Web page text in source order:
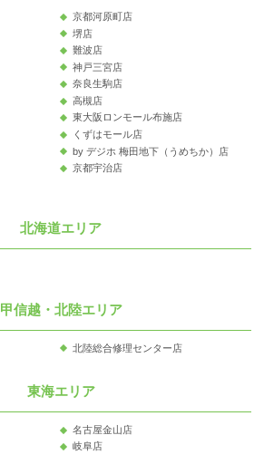
京都河原町店
堺店
難波店
神戸三宮店
奈良生駒店
高槻店
東大阪ロンモール布施店
くずはモール店
by デジホ 梅田地下（うめちか）店
京都宇治店
北海道エリア
甲信越・北陸エリア
北陸総合修理センター店
東海エリア
名古屋金山店
岐阜店